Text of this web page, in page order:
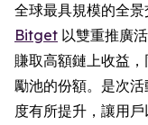
全球最具規模的全
Bitget 以雙重推廣
賺取高額鏈上收益
勵池的份額。是次
度有所提升，讓用